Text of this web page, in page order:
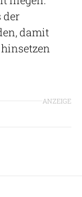
der
damit
ANZEIGE